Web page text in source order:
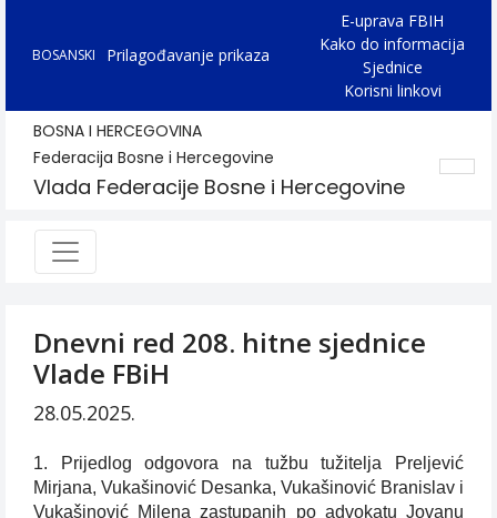
BOSANSKI Prilagođavanje prikaza
E-uprava FBIH
Kako do informacija
Sjednice
Korisni linkovi
BOSNA I HERCEGOVINA
Federacija Bosne i Hercegovine
Vlada Federacije Bosne i Hercegovine
Dnevni red 208. hitne sjednice
Vlade FBiH
28.05.2025.
1. Prijedlog odgovora na tužbu tužitelja Preljević
Mirjana, Vukašinović Desanka, Vukašinović Branislav i
Vukašinović Milena zastupanih po advokatu Jovanu